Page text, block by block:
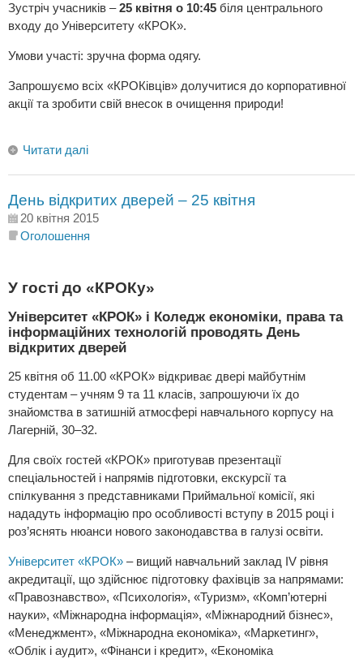
Зустріч учасників –25 квітня о 10:45 біля центрального
входу до Університету «КРОК».
Умови участі: зручна форма одягу.
Запрошуємо всіх «КРОКівців» долучитися до корпоративної
акції та зробити свій внесок в очищення природи!
Читати далі
День відкритих дверей – 25 квітня
20 квітня 2015
Оголошення
У гості до «КРОКу»
Університет «КРОК» і Коледж економіки, права та
інформаційних технологій проводять День
відкритих дверей
25 квітня об 11.00 «КРОК» відкриває двері майбутнім
студентам – учням 9 та 11 класів, запрошуючи їх до
знайомства в затишній атмосфері навчального корпусу на
Лагерній, 30–32.
Для своїх гостей «КРОК» приготував презентації
спеціальностей і напрямів підготовки, екскурсії та
спілкування з представниками Приймальної комісії, які
нададуть інформацію про особливості вступу в 2015 році і
роз’яснять нюанси нового законодавства в галузі освіти.
Університет «КРОК» – вищий навчальний заклад IV рівня
акредитації, що здійснює підготовку фахівців за напрямами:
«Правознавство», «Психологія», «Туризм», «Комп’ютерні
науки», «Міжнародна інформація», «Міжнародний бізнес»,
«Менеджмент», «Міжнародна економіка», «Маркетинг»,
«Облік і аудит», «Фінанси і кредит», «Економіка